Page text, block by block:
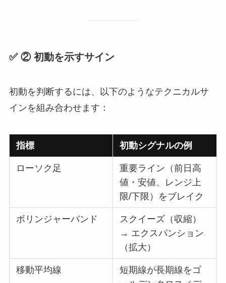
✅ ② 初動を示すサイン
初動を判断するには、以下のようなテクニカルサ
インを組み合わせます：
指標 初動シグナルの例
ローソク足
重要ライン（前日高
値・安値、レンジ上
限/下限）をブレイク
ボリンジャーバンド
スクイーズ（収縮）
→ エクスパンション
（拡大）
移動平均線
短期線が長期線をゴ